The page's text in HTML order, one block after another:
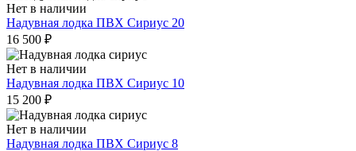
Нет в наличии
Надувная лодка ПВХ Сириус 20
16 500 ₽
Нет в наличии
Надувная лодка ПВХ Сириус 10
15 200 ₽
Нет в наличии
Надувная лодка ПВХ Сириус 8